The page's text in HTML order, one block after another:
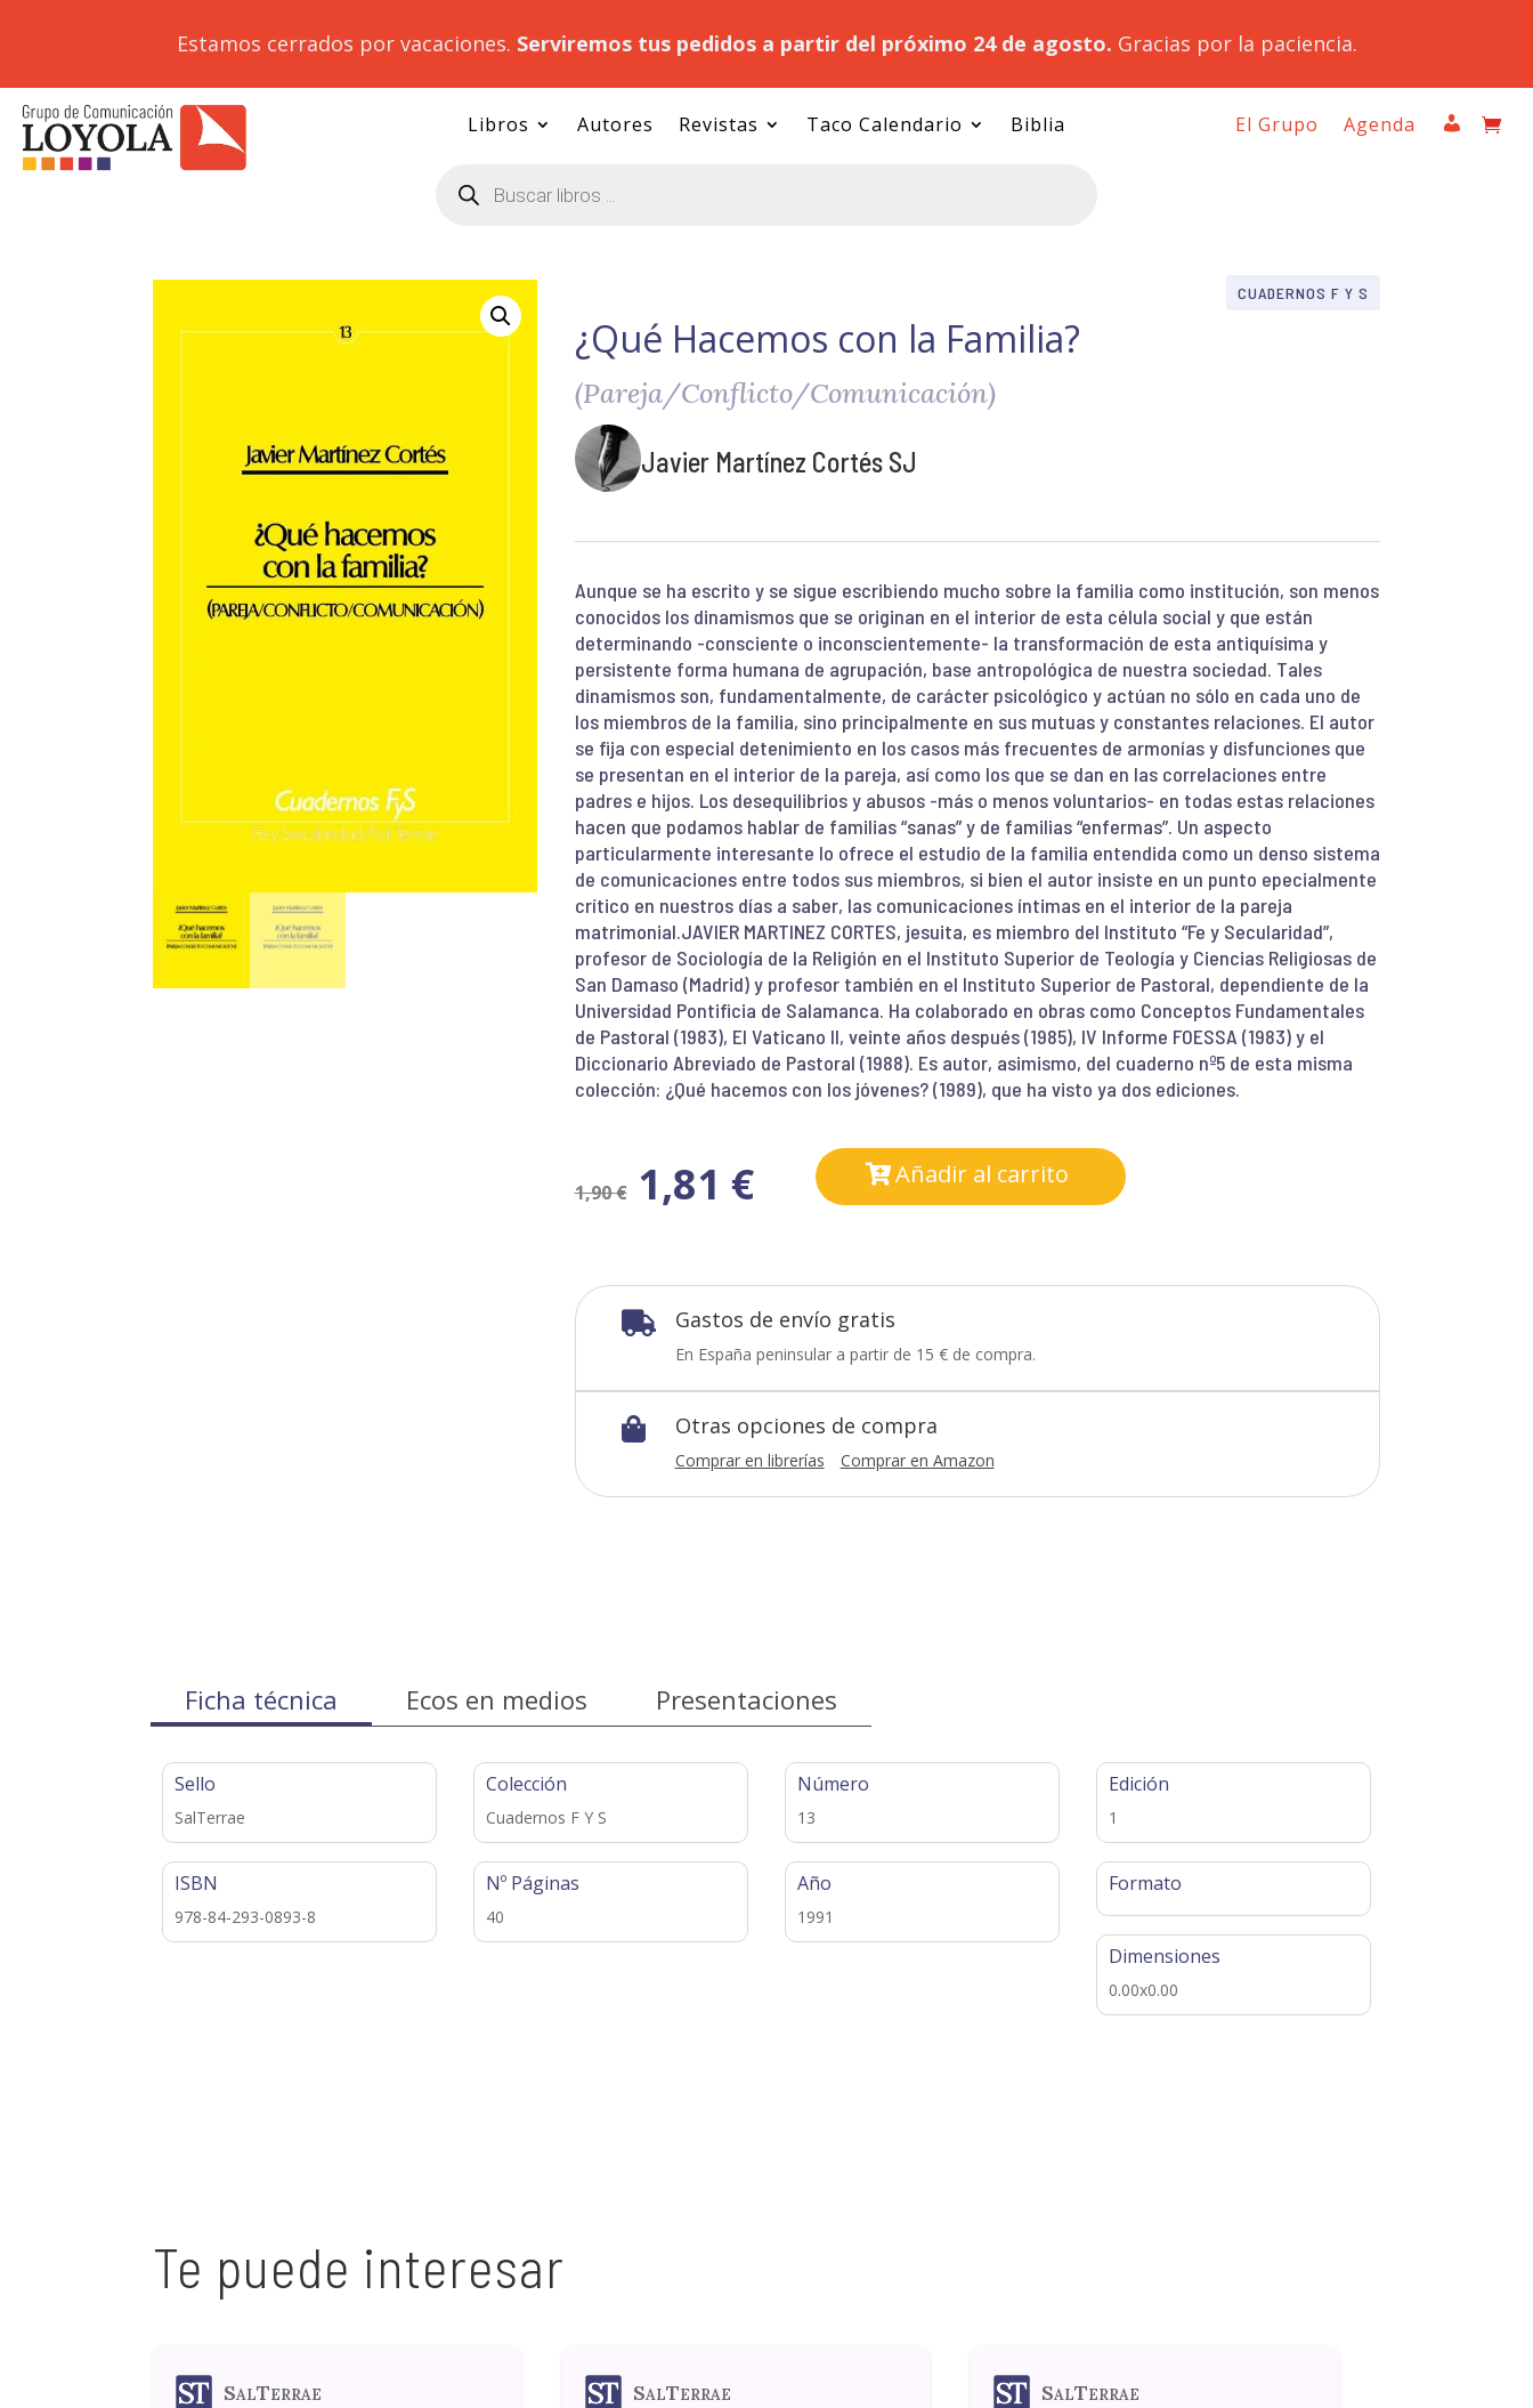
Estamos cerrados por vacaciones. Serviremos tus pedidos a partir del próximo 24 de agosto. Gracias por la paciencia.
Libros Autores Revistas Taco Calendario Biblia
productos
El Grupo Agenda
CUADERNOS F Y S
¿Qué Hacemos con la Familia?
(Pareja/Conflicto/Comunicación)
Javier Martínez Cortés SJ
Aunque se ha escrito y se sigue escribiendo mucho sobre la familia como institución, son menos
conocidos los dinamismos que se originan en el interior de esta célula social y que están
determinando -consciente o inconscientemente- la transformación de esta antiquísima y
persistente forma humana de agrupación, base antropológica de nuestra sociedad. Tales
dinamismos son, fundamentalmente, de carácter psicológico y actúan no sólo en cada uno de
los miembros de la familia, sino principalmente en sus mutuas y constantes relaciones. El autor
se fija con especial detenimiento en los casos más frecuentes de armonías y disfunciones que
se presentan en el interior de la pareja, así como los que se dan en las correlaciones entre
padres e hijos. Los desequilibrios y abusos -más o menos voluntarios- en todas estas relaciones
hacen que podamos hablar de familias “sanas” y de familias “enfermas”. Un aspecto
particularmente interesante lo ofrece el estudio de la familia entendida como un denso sistema
de comunicaciones entre todos sus miembros, si bien el autor insiste en un punto epecialmente
crítico en nuestros días a saber, las comunicaciones íntimas en el interior de la pareja
matrimonial.JAVIER MARTINEZ CORTES, jesuita, es miembro del Instituto “Fe y Secularidad”,
profesor de Sociología de la Religión en el Instituto Superior de Teología y Ciencias Religiosas de
San Damaso (Madrid) y profesor también en el Instituto Superior de Pastoral, dependiente de la
Universidad Pontificia de Salamanca. Ha colaborado en obras como Conceptos Fundamentales
de Pastoral (1983), El Vaticano II, veinte años después (1985), IV Informe FOESSA (1983) y el
Diccionario Abreviado de Pastoral (1988). Es autor, asimismo, del cuaderno nº5 de esta misma
colección: ¿Qué hacemos con los jóvenes? (1989), que ha visto ya dos ediciones.
1,90€ 1,81 € Añadir al carrito
 Gastos de envío gratis
En España peninsular a partir de 15 € de compra.
 Otras opciones de compra
Comprar en librerías Comprar en Amazon
Ficha técnica Ecos en medios Presentaciones
Sello
SalTerrae
ISBN
978-84-293-0893-8
Colección
Cuadernos F Y S
Nº Páginas
40
Número
13
Año
1991
Edición
1
Formato
Dimensiones
0.00x0.00
Te puede interesar
SalTerrae SalTerrae SalTerrae